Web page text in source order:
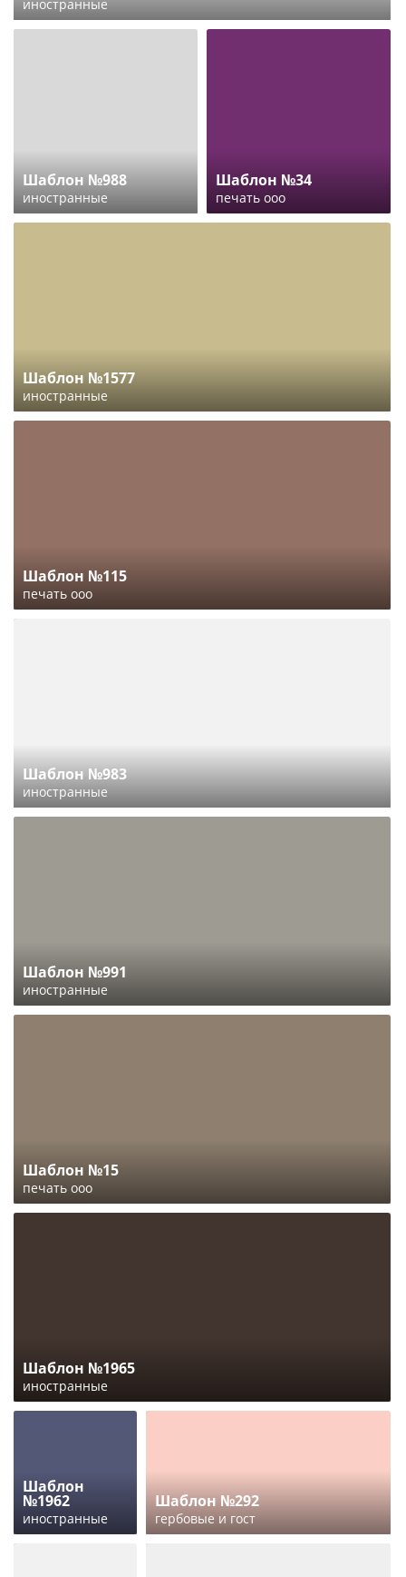
иностранные
Шаблон №988
иностранные
Шаблон №34
печать ооо
Шаблон №1577
иностранные
Шаблон №115
печать ооо
Шаблон №983
иностранные
Шаблон №991
иностранные
Шаблон №15
печать ооо
Шаблон №1965
иностранные
Шаблон
№1962
иностранные
Шаблон №292
гербовые и гост